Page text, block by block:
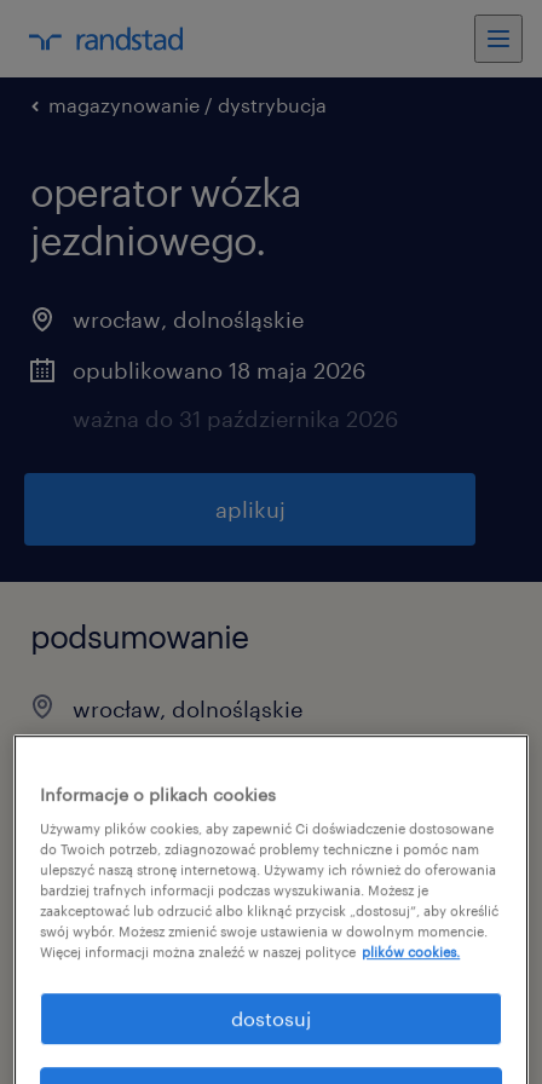
magazynowanie / dystrybucja
operator wózka
jezdniowego.
wrocław, dolnośląskie
opublikowano 18 maja 2026
ważna do 31 października 2026
aplikuj
podsumowanie
wrocław, dolnośląskie
praca tymczasowa
pełen etat
specjalizacja
reference number
Informacje o plikach cookies
Używamy plików cookies, aby zapewnić Ci doświadczenie dostosowane
do Twoich potrzeb, zdiagnozować problemy techniczne i pomóc nam
ulepszyć naszą stronę internetową. Używamy ich również do oferowania
bardziej trafnych informacji podczas wyszukiwania. Możesz je
zaakceptować lub odrzucić albo kliknąć przycisk „dostosuj”, aby określić
swój wybór. Możesz zmienić swoje ustawienia w dowolnym momencie.
Więcej informacji można znaleźć w naszej polityce plików cookies.
dostosuj